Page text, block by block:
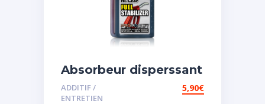
Absorbeur disperssant
d’eau pour carburant
ADDITIF /
ENTRETIEN
5,90€